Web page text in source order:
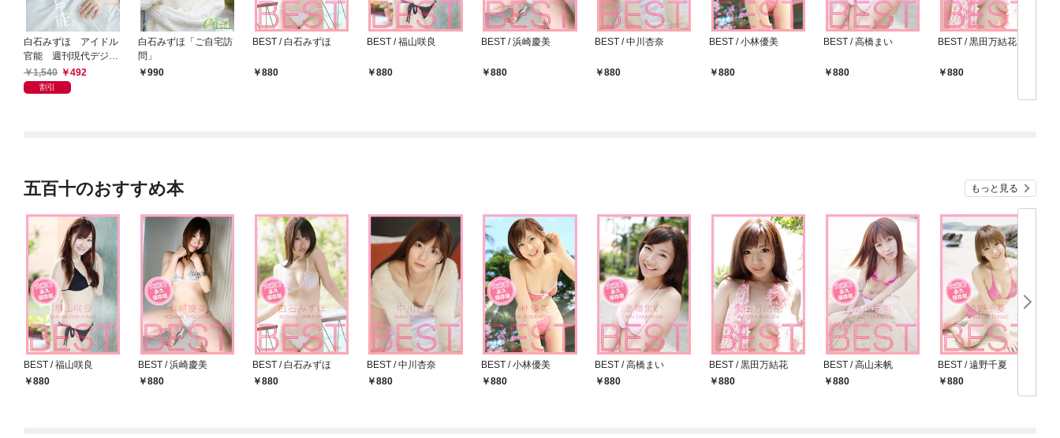
白石みずほ アイドル
官能 週刊現代デジタ
ル写真集
1,540 492
割引
白石みずほ「ご自宅訪
問」
990
BEST / 白石みずほ
880
BEST / 福山咲良
880
BEST / 浜崎慶美
880
BEST / 中川杏奈
880
BEST / 小林優美
880
BEST / 高橋まい
880
BEST / 黒田万結花
880
五百十のおすすめ本 もっと見る
BEST / 福山咲良
880
BEST / 浜崎慶美
880
BEST / 白石みずほ
880
BEST / 中川杏奈
880
BEST / 小林優美
880
BEST / 高橋まい
880
BEST / 黒田万結花
880
BEST / 高山未帆
880
BEST / 遠野千夏
880